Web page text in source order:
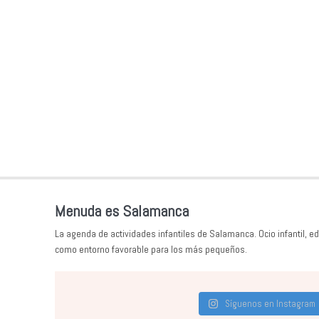
Menuda es Salamanca
La agenda de actividades infantiles de Salamanca. Ocio infantil,
como entorno favorable para los más pequeños.
Síguenos en Instagram